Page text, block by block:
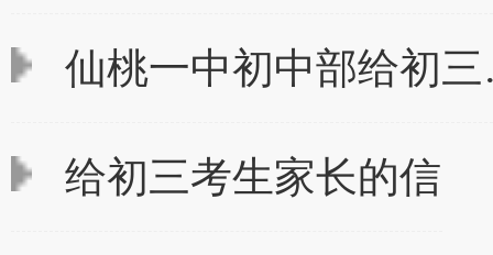
仙桃一中初中部给初
给初三考生家长的信